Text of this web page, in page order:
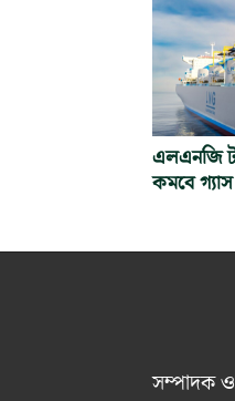
এলএনজি
কমবে
সম্পাদক ও